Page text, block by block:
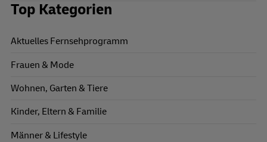
Top Kategorien
Aktuelles Fernsehprogramm
Frauen & Mode
Wohnen, Garten & Tiere
Kinder, Eltern & Familie
Männer & Lifestyle